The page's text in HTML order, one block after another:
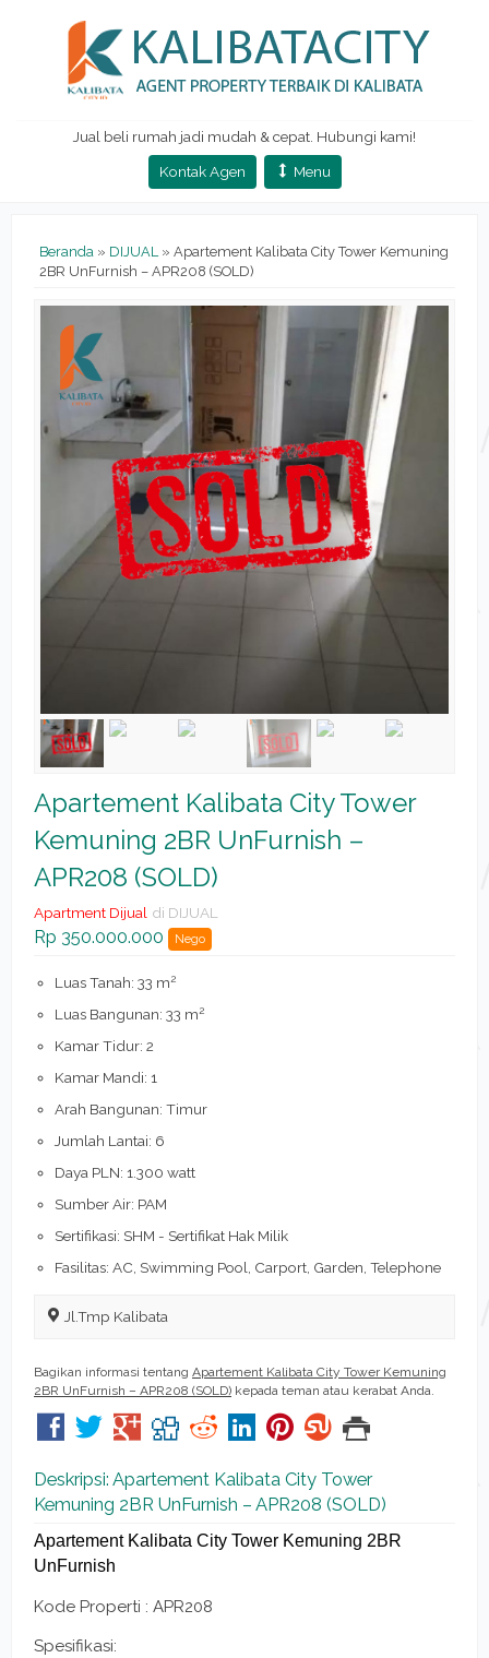
Jual beli rumah jadi mudah & cepat. Hubungi kami!
Kontak Agen
Menu
Beranda » DIJUAL» Apartement Kalibata City Tower Kemuning
2BR UnFurnish – APR208 (SOLD)
Apartement Kalibata City Tower
Kemuning 2BR UnFurnish –
APR208 (SOLD)
Apartment Dijual di DIJUAL
Rp 350.000.000 Nego
Luas Tanah: 33 m2
Luas Bangunan: 33 m2
Kamar Tidur: 2
Kamar Mandi: 1
Arah Bangunan: Timur
Jumlah Lantai: 6
Daya PLN: 1.300 watt
Sumber Air: PAM
Sertifikasi: SHM - Sertifikat Hak Milik
Fasilitas: AC, Swimming Pool, Carport, Garden, Telephone
Jl.Tmp Kalibata
Bagikan informasi tentang Apartement Kalibata City Tower Kemuning
2BR UnFurnish – APR208 (SOLD) kepada teman atau kerabat Anda.
Deskripsi: Apartement Kalibata City Tower
Kemuning 2BR UnFurnish – APR208 (SOLD)
Apartement Kalibata City Tower Kemuning 2BR
UnFurnish
Kode Properti : APR208
Spesifikasi: